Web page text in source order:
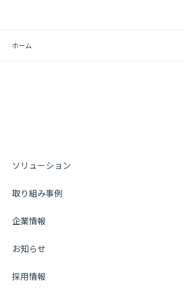
ホーム
ソリューション
取り組み事例
企業情報
お知らせ
採用情報